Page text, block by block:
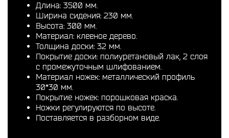
Длина: 3500 мм.
Ширина сидения: 230 мм.
Высота: 300 мм.
Материал: клееное дерево.
Толщина доски: 32 мм.
Покрытие доски: полиуретановый лак, 2 слоя
с промежуточным шлифованием.
Материал ножек: металлический профиль
30*30 мм.
Покрытие ножек: порошковая краска.
Ножки регулируются по высоте.
Поставляется в разборном виде.